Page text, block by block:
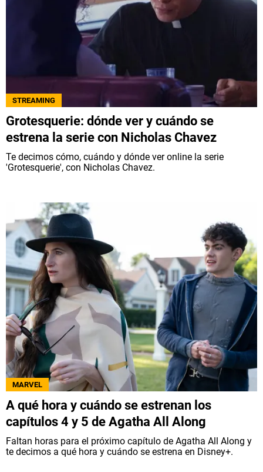
STREAMING
Grotesquerie: dónde ver y cuándo se
estrena la serie con Nicholas Chavez
Te decimos cómo, cuándo y dónde ver online la serie
'Grotesquerie', con Nicholas Chavez.
MARVEL
A qué hora y cuándo se estrenan los
capítulos 4 y 5 de Agatha All Along
Faltan horas para el próximo capítulo de Agatha All Along y
te decimos a qué hora y cuándo se estrena en Disney+.